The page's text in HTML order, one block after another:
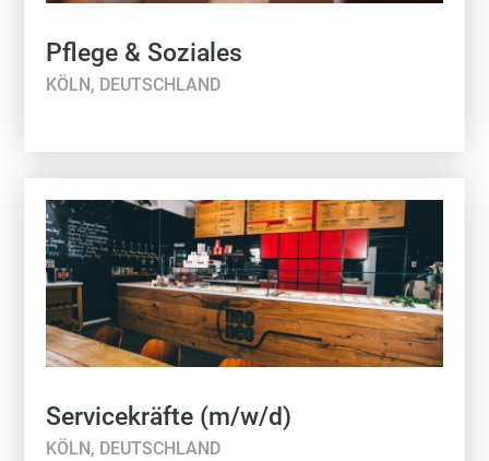
Pflege & Soziales
KÖLN, DEUTSCHLAND
Servicekräfte (m/w/d)
KÖLN, DEUTSCHLAND